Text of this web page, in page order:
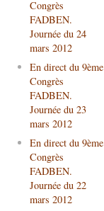
Congrès
FADBEN.
Journée du 24
mars 2012
En direct du 9ème
Congrès
FADBEN.
Journée du 23
mars 2012
En direct du 9ème
Congrès
FADBEN.
Journée du 22
mars 2012